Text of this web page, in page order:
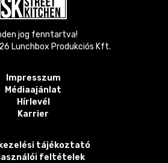
jog fenntartva!
Lunchbox Produkciós Kft.
Impresszum
Médiaajánlat
Hírlevél
Karrier
tájékoztató
feltételek